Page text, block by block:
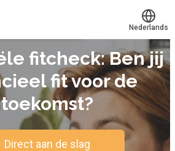
Werkvinders®
Bedrijven
Vacatures
Mijn leerplek
Translate
Nederlands
fitcheck: Ben jij
fit voor de
toekomst?
Direct aan de slag